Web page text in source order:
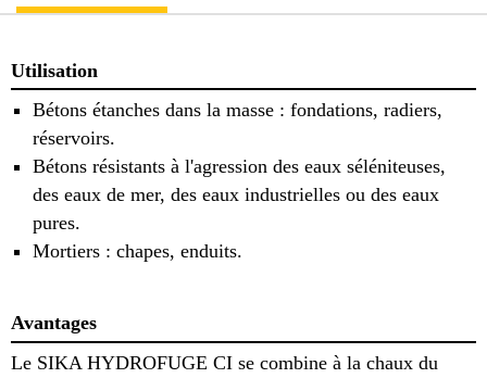
Utilisation
Bétons étanches dans la masse : fondations, radiers,
réservoirs.
Bétons résistants à l'agression des eaux séléniteuses,
des eaux de mer, des eaux industrielles ou des eaux
pures.
Mortiers : chapes, enduits.
Avantages
Le SIKA HYDROFUGE CI se combine à la chaux du